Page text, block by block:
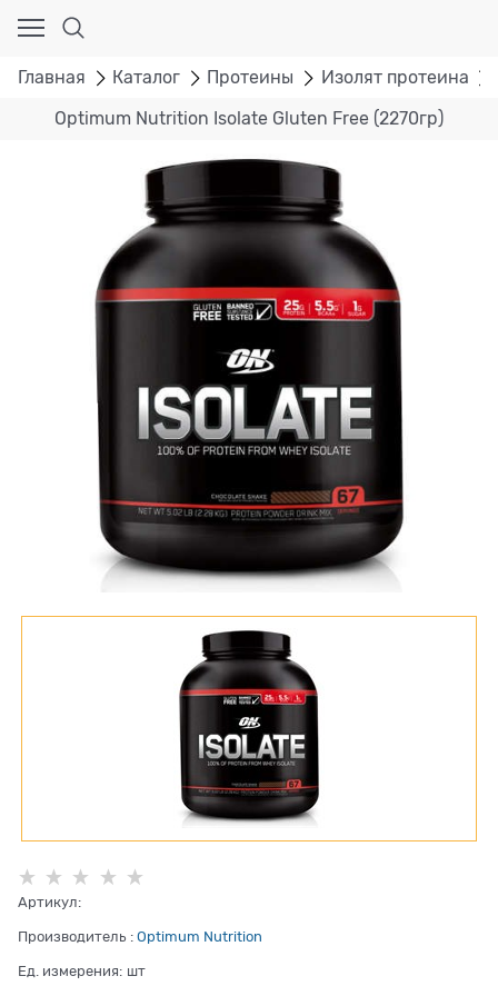
Главная Каталог Протеины Изолят протеина
Optimum Nutrition Isolate Gluten Free (2270гр)
Артикул:
Производитель : Optimum Nutrition
Ед. измерения: шт